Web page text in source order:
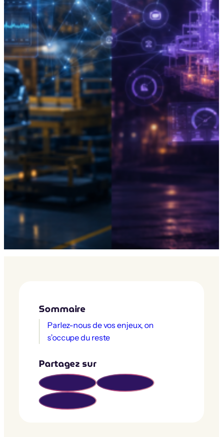
Sommaire
Parlez-nous de vos enjeux, on
s’occupe du reste
Partagez sur